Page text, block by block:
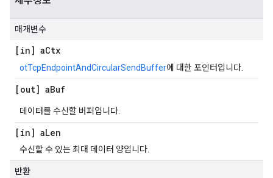
매개변수
[in] aCtx
otTcpEndpointAndCircularSendBuffer에 대한 포인터입니다.
[out] aBuf
데이터를 수신할 버퍼입니다.
[in] aLen
수신할 수 있는 최대 데이터 양입니다.
반환